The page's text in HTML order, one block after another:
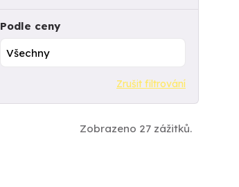
Podle ceny
Zrušit filtrování
Zobrazeno 27 zážitků.